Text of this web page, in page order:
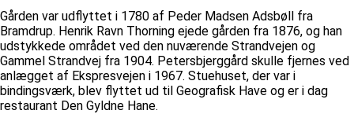
Gården var udflyttet i 1780 af Peder Madsen Adsbøll fra
Bramdrup. Henrik Ravn Thorning ejede gården fra 1876, og han
udstykkede området ved den nuværende Strandvejen og
Gammel Strandvej fra 1904. Petersbjerggård skulle fjernes ved
anlægget af Ekspresvejen i 1967. Stuehuset, der var i
bindingsværk, blev flyttet ud til Geografisk Have og er i dag
restaurant Den Gyldne Hane.